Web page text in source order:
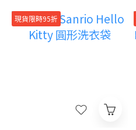
現貨限時95折